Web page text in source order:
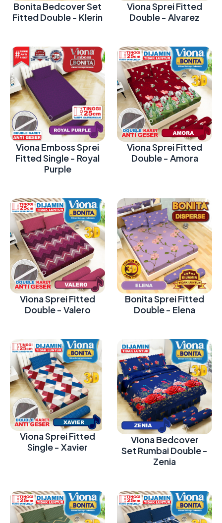
Bonita Bedcover Set
Fitted Double - Klerin
Viona Sprei Fitted
Double - Alvarez
Viona Emboss Sprei
Fitted Single - Royal
Purple
Viona Sprei Fitted
Double - Amora
Viona Sprei Fitted
Double - Valero
Bonita Sprei Fitted
Double - Elena
Viona Sprei Fitted
Single - Xavier
Viona Bedcover
Set Rumbai Double -
Zenia